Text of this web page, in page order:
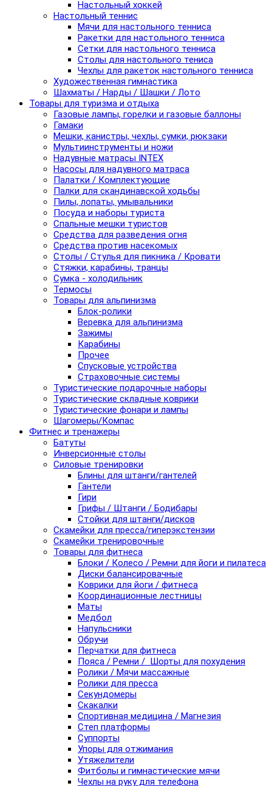
Настольный хоккей
Настольный теннис
Мячи для настольного тенниса
Ракетки для настольного тенниса
Сетки для настольного тенниса
Столы для настольного тениса
Чехлы для ракеток настольного тенниса
Художественная гимнастика
Шахматы / Нарды / Шашки / Лото
Товары для туризма и отдыха
Газовые лампы, горелки и газовые баллоны
Гамаки
Мешки, канистры, чехлы, сумки, рюкзаки
Мультиинструменты и ножи
Надувные матрасы INTEX
Насосы для надувного матраса
Палатки / Комплектующие
Палки для скандинавской ходьбы
Пилы, лопаты, умывальники
Посуда и наборы туриста
Спальные мешки туристов
Средства для разведения огня
Средства против насекомых
Столы / Стулья для пикника / Кровати
Стяжки, карабины, транцы
Сумка - холодильник
Термосы
Товары для альпинизма
Блок-ролики
Веревка для альпинизма
Зажимы
Карабины
Прочее
Спусковые устройства
Страховочные системы
Туристические подарочные наборы
Туристические складные коврики
Туристические фонари и лампы
Шагомеры/Компас
Фитнес и тренажеры
Батуты
Инверсионные столы
Силовые тренировки
Блины для штанги/гантелей
Гантели
Гири
Грифы / Штанги / Бодибары
Стойки для штанги/дисков
Скамейки для пресса/гиперэкстензии
Скамейки тренировочные
Товары для фитнеса
Блоки / Колесо / Ремни для йоги и пилатеса
Диски балансировачные
Коврики для йоги / фитнеса
Координационные лестницы
Маты
Медбол
Напульсники
Обручи
Перчатки для фитнеса
Пояса / Ремни / Шорты для похудения
Ролики / Мячи массажные
Ролики для пресса
Секундомеры
Скакалки
Спортивная медицина / Магнезия
Степ платформы
Суппорты
Упоры для отжимания
Утяжелители
Фитболы и гимнастические мячи
Чехлы на руку для телефона